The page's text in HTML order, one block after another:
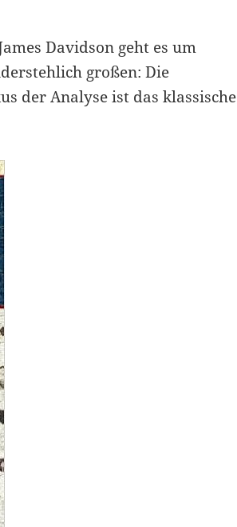
Davidson geht es um
großen: Die
der Analyse ist das klassische